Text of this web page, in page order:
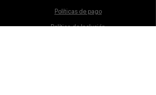
Políticas de pago
Política de Inclusión